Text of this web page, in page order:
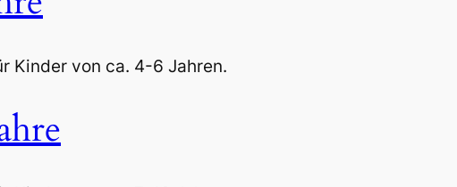
Kinder von ca. 4-6 Jahren.